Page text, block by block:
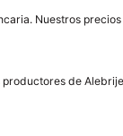
Nuestros precios
de